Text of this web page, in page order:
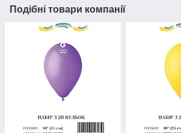
Подібні товари компанії